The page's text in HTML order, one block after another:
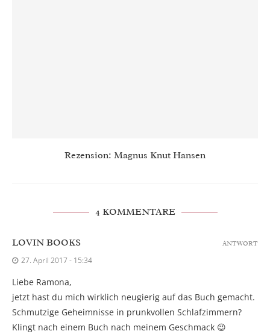
Rezension: Magnus Knut Hansen
4 KOMMENTARE
LOVIN BOOKS
27. April 2017 - 15:34
Liebe Ramona,
jetzt hast du mich wirklich neugierig auf das Buch gemacht.
Schmutzige Geheimnisse in prunkvollen Schlafzimmern?
Klingt nach einem Buch nach meinem Geschmack 😉
ANTWORT